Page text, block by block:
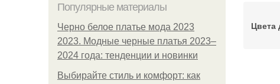
Популярные материалы
Черно белое платье мода 2023
2023. Модные черные платья 2023–
2024 года: тенденции и новинки
Выбирайте стиль и комфорт: как
Цвета